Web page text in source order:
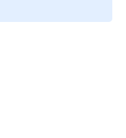
アとして、投資事業へ
ン支援等をコンサルタ
が出資者として関与で
成長と人生を豊かにす
りお待ちしておりま